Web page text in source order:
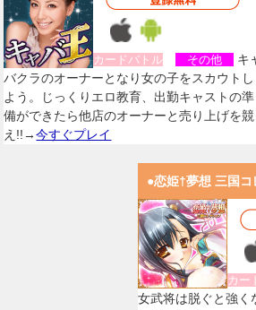
カードバトル その他
キ
バクラのオーナーとなり女の子をスカウトし
よう。じっくりエロ教育、出勤キャストの準
備ができたら他店のオーナーと売り上げを競
え!!→今すぐプレイ
●恋姫†夢想 三国コ
カー
女武将は脱ぐと強く